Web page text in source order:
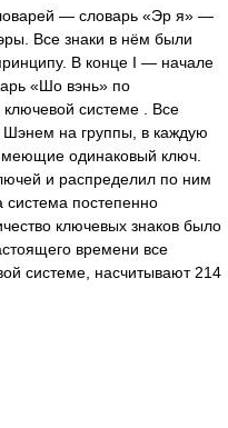
— словарь «Эр я» —
Все знаки в нём были
В конце I — начале
«Шо вэнь» по
системе . Все
на группы, в каждую
одинаковый ключ.
и распределил по ним
система постепенно
ключевых знаков было
времени все
системе, насчитывают 214